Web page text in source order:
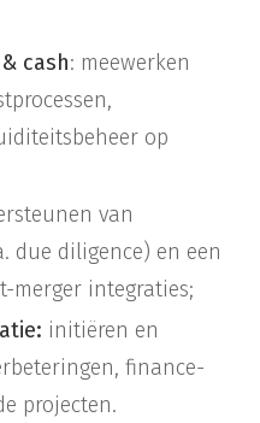
cash: meewerken
op
van
due diligence) en een
merger integraties;
initiëren en
finance-
projecten.